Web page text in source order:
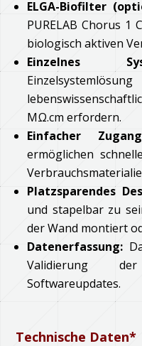
ELGA-Biofilter
PURELAB Chorus 1
biologisch aktiven
Einzelnes
MΩ.cm erfordern.
Einfacher
ermöglichen
Platzsparendes
und stapelbar zu
der Wand montiert
Datenerfassung:
Validierung
Softwareupdates.
Technische Daten*